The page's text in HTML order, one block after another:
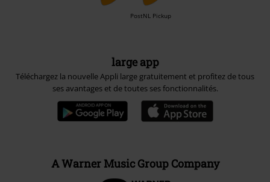
PostNL Pickup
large app
Téléchargez la nouvelle Appli large gratuitement et profitez de tous
ses avantages et de toutes ses fonctionnalités.
A Warner Music Group Company